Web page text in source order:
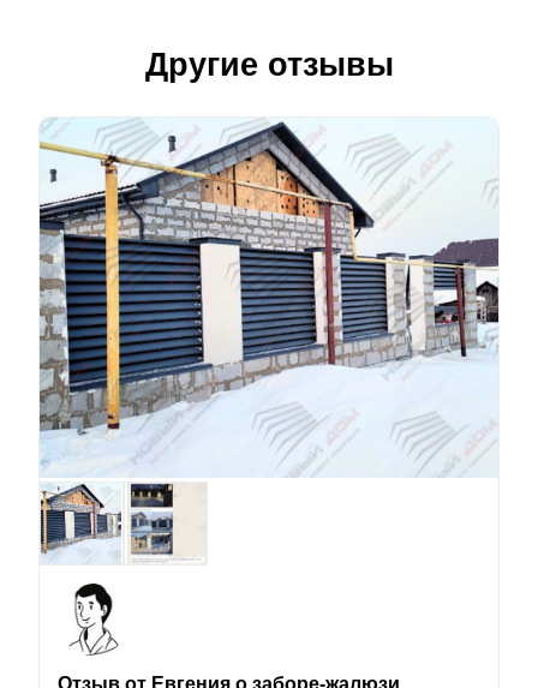
Другие отзывы
Отзыв от Евгения о заборе-жалюзи